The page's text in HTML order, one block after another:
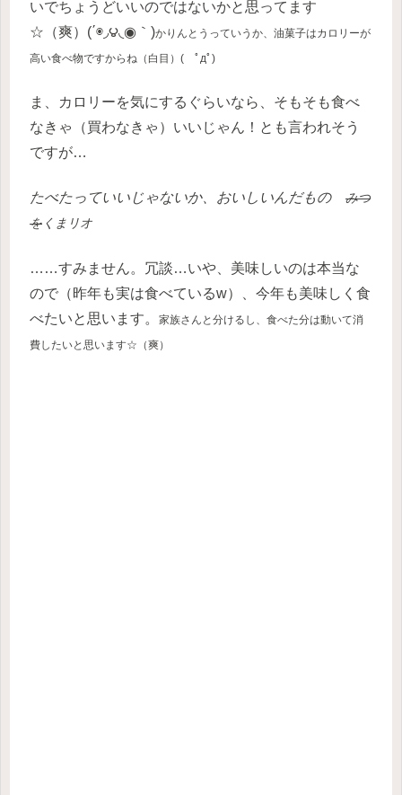
いでちょうどいいのではないかと思ってます
☆（爽）(΄◉◞౪◟◉｀)かりんとうっていうか、油菓子はカロリーが
高い食べ物ですからね（白目）( ﾟдﾟ)
ま、カロリーを気にするぐらいなら、そもそも食べ
なきゃ（買わなきゃ）いいじゃん！とも言われそう
ですが…
たべたっていいじゃないか、おいしいんだもの
みつ
を くまリオ
……すみません。冗談…いや、美味しいのは本当な
ので（昨年も実は食べているw）、今年も美味しく食
べたいと思います。
家族さんと分けるし、食べた分は動いて消
費したいと思います☆（爽）